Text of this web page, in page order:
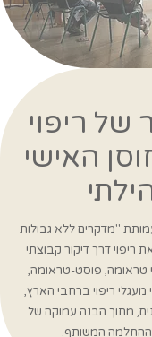
של ריפוי
האישי
הקמתנו ב‑2012, עמותת "מדקרים ללא גבולות
דרך דיקור קבוצתי
טראומה, פוסט-טראומה,
ריפוי ברחבי הארץ,
מתוך הבנה עמוקה של
ההחלמה המשותף.